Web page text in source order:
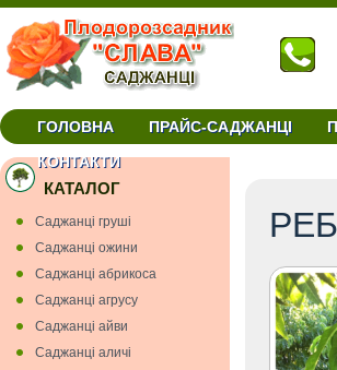
купити саджанці
ГОЛОВНА ПРАЙС-САДЖАНЦІ
КОНТАКТИ
КАТАЛОГ
Cаджанці грушi
Cаджанці ожини
Саджанці абрикоса
Саджанці агрусу
Саджанці айви
Саджанці аличі